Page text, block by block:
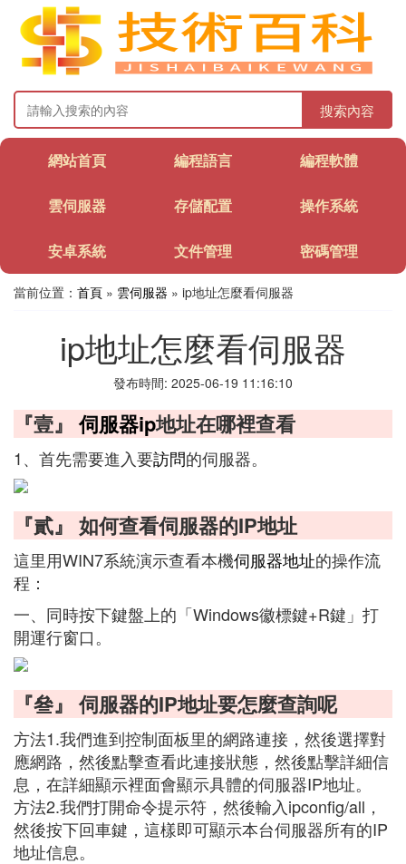
搜索內容
網站首頁 編程語言 編程軟體
雲伺服器 存儲配置 操作系統
安卓系統 文件管理 密碼管理
當前位置： 首頁 » 雲伺服器 » ip地址怎麼看伺服器
ip地址怎麼看伺服器
發布時間: 2025-06-19 11:16:10
『壹』伺服器ip地址在哪裡查看
1、首先需要進入要訪問的伺服器。
『貳』 如何查看伺服器的IP地址
這里用WIN7系統演示查看本機伺服器地址的操作流
程：
一、同時按下鍵盤上的「Windows徽標鍵+R鍵」打
開運行窗口。
『叄』 伺服器的IP地址要怎麼查詢呢
方法1.我們進到控制面板里的網路連接，然後選擇對
應網路，然後點擊查看此連接狀態，然後點擊詳細信
息，在詳細顯示裡面會顯示具體的伺服器IP地址。
方法2.我們打開命令提示符，然後輸入ipconfig/all，
然後按下回車鍵，這樣即可顯示本台伺服器所有的IP
地址信息。